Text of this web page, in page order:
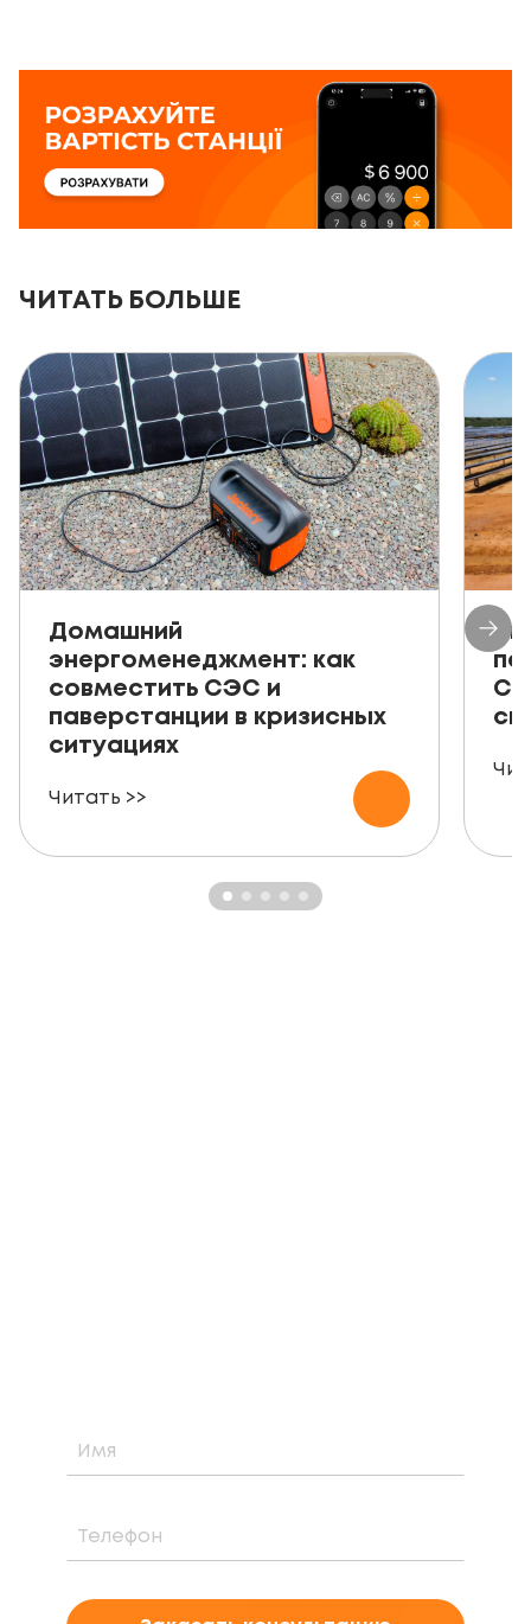
ЧИТАТЬ БОЛЬШЕ
Домашний
энергоменеджмент: как
совместить СЭС и
паверстанции в кризисных
ситуациях
Читать >>